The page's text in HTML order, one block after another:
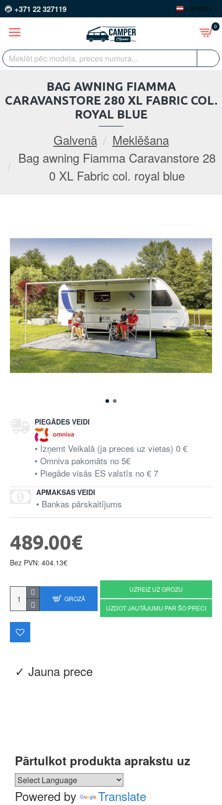
+371 22 327119 LATVIEŠU
0
Galvenā
Meklēšana
Bag awning Fiamma Caravanstore 28
0 XL Fabric col. royal blue
BAG AWNING FIAMMA
CARAVANSTORE 280 XL FABRIC COL.
ROYAL BLUE
PIEGĀDES VEIDI
• Izņemt Veikalā (ja preces uz vietas) 0 €
• Omniva pakomāts no 5€
• Piegāde visās ES valstīs no € 7
APMAKSAS VEIDI
• Bankas pārskaitījums
✓ Jauna prece
Pārtulkot produkta aprakstu uz
Powered by Translate
489.00€
Bez PVN: 404.13€
GROZĀ
UZREIZ UZ GROZU
UZDOT JAUTĀJUMU PAR ŠO PRECI